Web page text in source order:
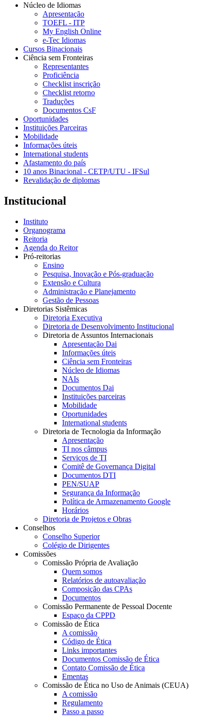
Núcleo de Idiomas
Apresentação
TOEFL - ITP
My English Online
e-Tec Idiomas
Cursos Binacionais
Ciência sem Fronteiras
Representantes
Proficiência
Checklist inscrição
Checklist retorno
Traduções
Documentos CsF
Oportunidades
Instituições Parceiras
Mobilidade
Informações úteis
International students
Afastamento do país
10 anos Binacional - CETP/UTU - IFSul
Revalidação de diplomas
Institucional
Instituto
Organograma
Reitoria
Agenda do Reitor
Pró-reitorias
Ensino
Pesquisa, Inovação e Pós-graduação
Extensão e Cultura
Administração e Planejamento
Gestão de Pessoas
Diretorias Sistêmicas
Diretoria Executiva
Diretoria de Desenvolvimento Institucional
Diretoria de Assuntos Internacionais
Apresentação Dai
Informações úteis
Ciência sem Fronteiras
Núcleo de Idiomas
NAIs
Documentos Dai
Instituições parceiras
Mobilidade
Oportunidades
International students
Diretoria de Tecnologia da Informação
Apresentação
TI nos câmpus
Serviços de TI
Comitê de Governança Digital
Documentos DTI
PEN/SUAP
Segurança da Informação
Política de Armazenamento Google
Horários
Diretoria de Projetos e Obras
Conselhos
Conselho Superior
Colégio de Dirigentes
Comissões
Comissão Própria de Avaliação
Quem somos
Relatórios de autoavaliação
Composição das CPAs
Documentos
Comissão Permanente de Pessoal Docente
Espaço da CPPD
Comissão de Ética
A comissão
Código de Ética
Links importantes
Documentos Comissão de Ética
Contato Comissão de Ética
Ementas
Comissão de Ética no Uso de Animais (CEUA)
A comissão
Regulamento
Passo a passo